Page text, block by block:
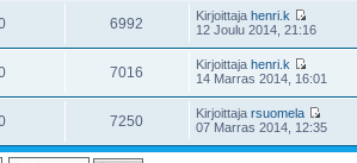
6992 Kirjoittajahenri.k
12 Joulu 2014, 21:16
7016 Kirjoittajahenri.k
14 Marras 2014, 16:01
7250 Kirjoittajarsuomela
07 Marras 2014, 12:35